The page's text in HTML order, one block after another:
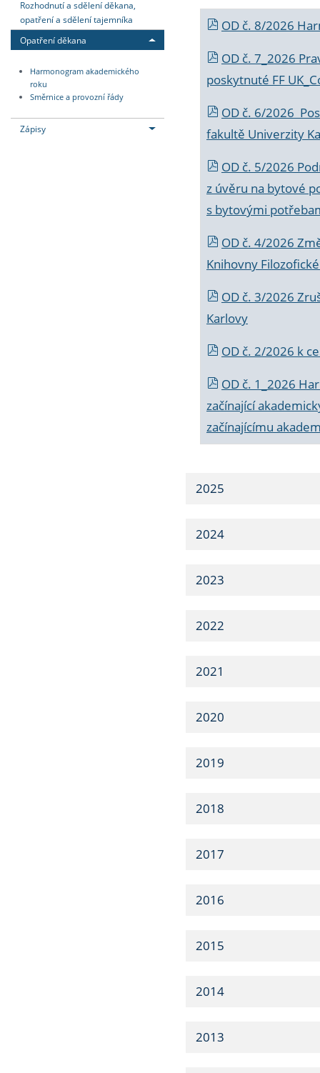
Rozhodnutí a sdělení děkana,
opatření a sdělení tajemníka
Opatření děkana
Harmonogram akademického
roku
Směrnice a provozní řády
Zápisy
OD č. 8/2026
OD č. 7_2026
poskytnuté FF
OD č. 6/2026
fakultě Univerzity
OD č. 5/2026
z úvěru na bytové
s bytovými
OD č. 4/2026
Knihovny
OD č. 3/2026
Karlovy
OD č. 2/2026 k
OD č. 1_2026
začínající
začínajícímu
2025
2024
2023
2022
2021
2020
2019
2018
2017
2016
2015
2014
2013